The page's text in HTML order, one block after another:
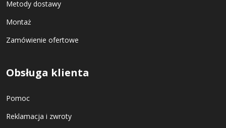
Metody dostawy
Montaż
Zamówienie ofertowe
Obsługa klienta
Pomoc
Reklamacja i zwroty